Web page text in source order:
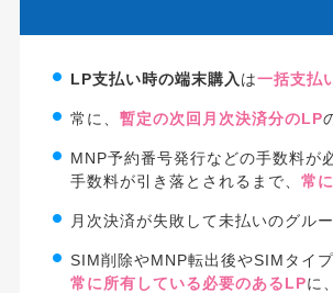
LP支払い時の端末購入 は一括支払
常に、 暫定の次回月次決済分のLP
MNP予約番号発行などの手数料が
手数料が引き落とされるまで、 常
月次決済が失敗して未払いのグル
SIM削除やMNP転出後やSIMタイ
常に所有している必要のあるLPに、